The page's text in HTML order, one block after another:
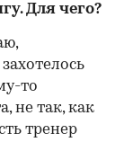
Для чего?
то
не так, как
тренер